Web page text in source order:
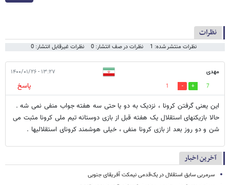
نظرات
نظرات منتشر شده: 1 نظرات در صف انتشار: 0 نظرات غیرقابل انتشار: 0
مهدی ۱۳:۲۷ - ۱۴۰۰/۰۱/۲۶
7
1
پاسخ
این یعنی گرفتن کرونا ، نزدیک به دو یا حتی سه هفته جواب منفی نمی شه .
حالا بازیکنهای استقلال یک هفته قبل از بازی دوستانه تیم ملی کرونا مثبت می
شن و دو روز بعد از بازی کرونا منفی ، خیلی هوشمند کرونای استقلالیها .
آخرین اخبار
سرمربی سابق استقلال در یک‌قدمی نیمکت آفریقای جنوبی